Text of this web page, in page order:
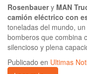
Rosenbauery MAN
camión eléctrico con
toneladas del mundo,
bomberos que combina
silencioso y plena
Publicado en Ultimas